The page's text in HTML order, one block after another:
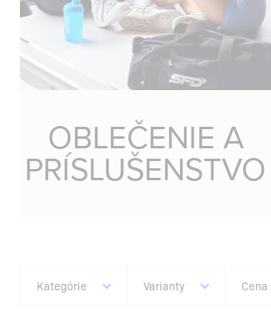
OBLEČENIE A
PRÍSLUŠENSTVO
Kategórie Varianty Cena